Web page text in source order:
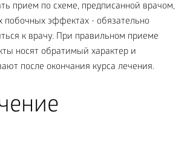
прием по схеме, предписанной врачом,
эффектах - обязательно
к врачу. При правильном приеме
носят обратимый характер и
после окончания курса лечения.